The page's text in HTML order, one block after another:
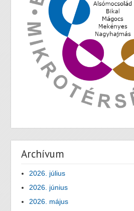
Archívum
2026. július
2026. június
2026. május